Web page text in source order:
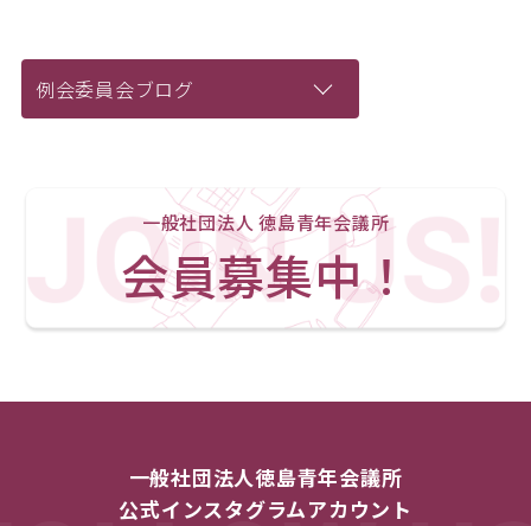
例会委員会ブログ
一般社団法人 徳島青年会議所
会員募集中！
一般社団法人徳島青年会議所
公式インスタグラムアカウント